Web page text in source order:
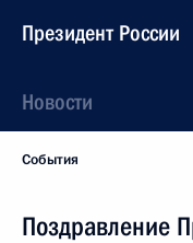
Президент России
Новости
События
Поздравление